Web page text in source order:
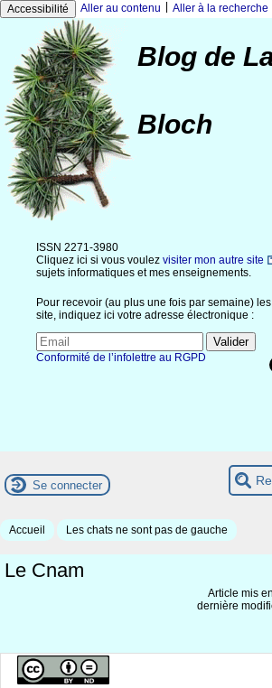
Accessibilité Aller au contenu Aller à la recherche
Blog de
Bloch
ISSN 2271-3980
Cliquez ici si vous voulez visiter mon autre site
sujets informatiques et mes enseignements.
Pour recevoir (au plus une fois par semaine)
site, indiquez ici votre adresse électronique :
Conformité de l’infolettre au RGPD
Se connecter
Accueil Les chats ne sont pas de gauche
Le Cnam
Article mis
dernière